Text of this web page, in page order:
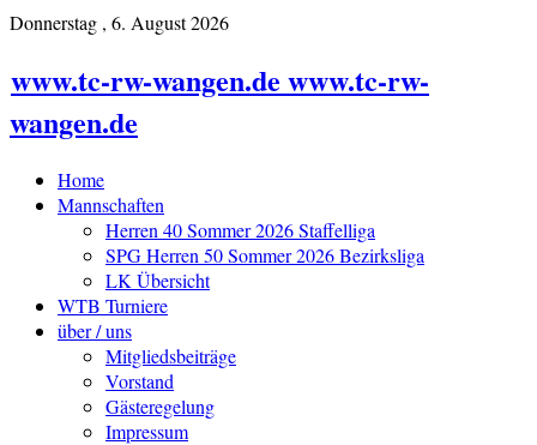
Donnerstag , 6. August 2026
www.tc-rw-wangen.de www.tc-rw-
wangen.de
Home
Mannschaften
Herren 40 Sommer 2026 Staffelliga
SPG Herren 50 Sommer 2026 Bezirksliga
LK Übersicht
WTB Turniere
über / uns
Mitgliedsbeiträge
Vorstand
Gästeregelung
Impressum